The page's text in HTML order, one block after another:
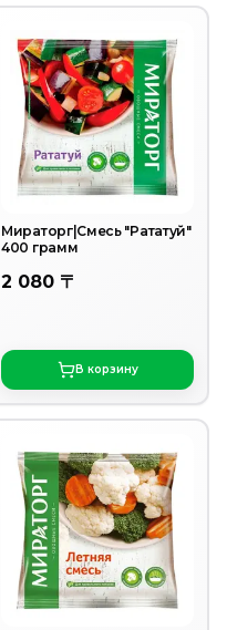
Мираторг|Смесь "Рататуй"
400 грамм
2 080 〒
В корзину